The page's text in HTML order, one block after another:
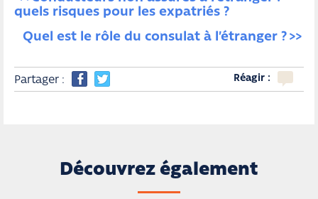
quels risques pour les expatriés ?
Quel est le rôle du consulat à l’étranger ?
Partager : Réagir :
Découvrez également